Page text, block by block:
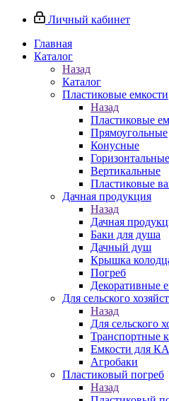
Личный кабинет
Главная
Каталог
Назад
Каталог
Пластиковые емкости
Назад
Пластиковые
Прямоугольные
Конусные
Горизонтальные
Вертикальные
Пластиковые
Дачная продукция
Назад
Дачная
Баки для душа
Дачный душ
Крышка
Погреб
Декоративные
Для сельского
Назад
Для сельского
Транспортные
Емкости для
Агробаки
Пластиковый погреб
Назад